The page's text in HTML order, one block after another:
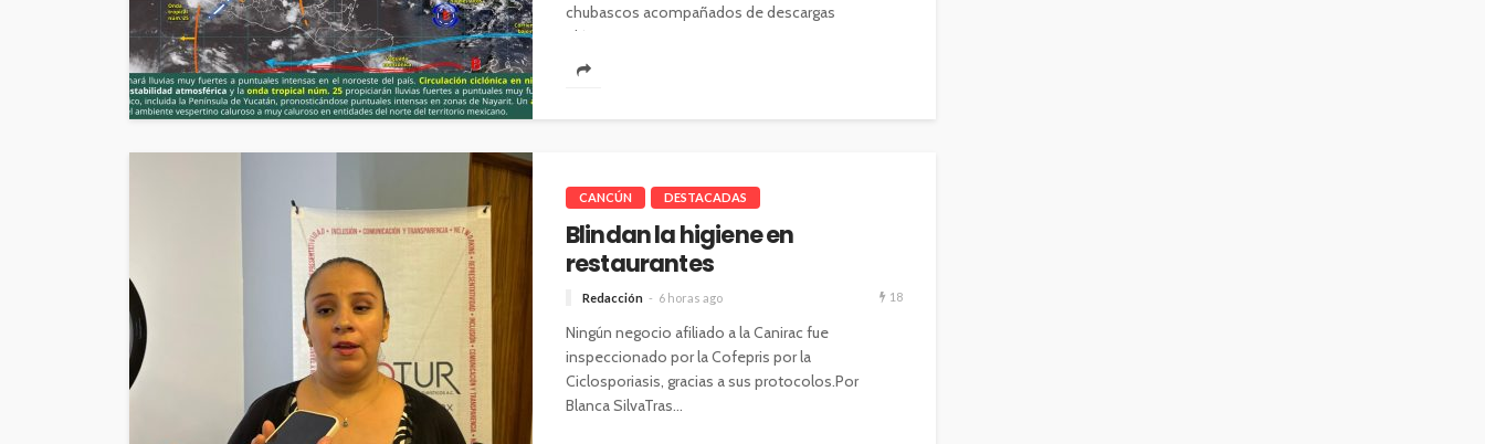
chubascos acompañados de descargas
eléctricas y...
CANCÚN DESTACADAS
Blindan la higiene en
restaurantes
Redacción 6 horas ago 18
Ningún negocio afiliado a la Canirac fue
inspeccionado por la Cofepris por la
Ciclosporiasis, gracias a sus protocolos.Por
Blanca SilvaTras...